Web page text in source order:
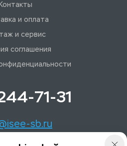
Контакты
и оплата
и сервис
соглашения
71-31
sb.ru